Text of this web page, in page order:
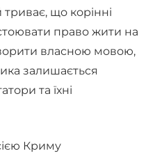
що корінні
право жити на
власною мовою,
залишається
та їхні
Криму